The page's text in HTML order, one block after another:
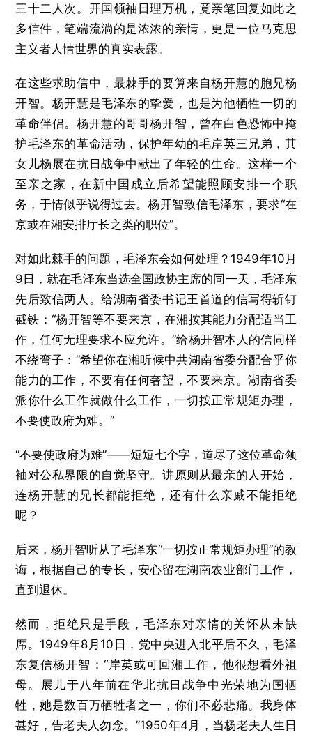
三十二人次。开国领袖日理万机，竟亲笔回复如此之
多信件，笔端流淌的是浓浓的亲情，更是一位马克思
主义者人情世界的真实表露。
在这些求助信中，最棘手的要算来自杨开慧的胞兄杨
开智。杨开慧是毛泽东的挚爱，也是为他牺牲一切的
革命伴侣。杨开慧的哥哥杨开智，曾在白色恐怖中掩
护毛泽东的革命活动，保护年幼的毛岸英三兄弟，其
女儿杨展在抗日战争中献出了年轻的生命。这样一个
至亲之家，在新中国成立后希望能照顾安排一个职
务，于情似乎说得过去。杨开智致信毛泽东，要求“在
京或在湘安排厅长之类的职位”。
对如此棘手的问题，毛泽东会如何处理？1949年10月
9日，就在毛泽东当选全国政协主席的同一天，毛泽东
先后致信两人。给湖南省委书记王首道的信写得斩钉
截铁：“杨开智等不要来京，在湘按其能力分配适当工
作，任何无理要求不应允许。”给杨开智本人的信同样
不绕弯子：“希望你在湘听候中共湖南省委分配合乎你
能力的工作，不要有任何奢望，不要来京。湖南省委
派你什么工作就做什么工作，一切按正常规矩办理，
不要使政府为难。”
“不要使政府为难”——短短七个字，道尽了这位革命领
袖对公私界限的自觉坚守。讲原则从最亲的人开始，
连杨开慧的兄长都能拒绝，还有什么亲戚不能拒绝
呢？
后来，杨开智听从了毛泽东“一切按正常规矩办理”的教
诲，根据自己的专长，安心留在湖南农业部门工作，
直到退休。
然而，拒绝只是手段，毛泽东对亲情的关怀从未缺
席。1949年8月10日，党中央进入北平后不久，毛泽
东复信杨开智：“岸英或可回湘工作，他很想看外祖
母。展儿于八年前在华北抗日战争中光荣地为国牺
牲，她是数百万牺牲者之一，你们不必悲痛。我身体
甚好，告老夫人勿念。”1950年4月，当杨老夫人生日